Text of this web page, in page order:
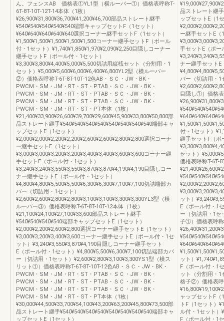
ん。フェンスAB 価格表①YL1型（横ルーバー①）価格表呼称T-
6T-8T-10T-12T-14本体（1枚）
¥26,900¥31,800¥36,700¥41,200¥46,700部品ストレート継手
¥540¥540¥540¥540¥540端部キャップセットF（1セット）
¥640¥640¥640¥640¥640選択コーナー継手セットF（1セット）
¥1,500¥1,500¥1,500¥1,500¥1,500コーナー継手セットF（ポール
付・1セット）¥1,740¥1,850¥1,970¥2,090¥2,250目隠しコーナー
継手セットF（ポール付・1セット）
¥3,300¥3,800¥4,400¥5,000¥5,500切詰用縦桟セット（分割用・1
セット）¥5,000¥5,600¥6,000¥6,400¥6,800YL2型（横ルーバー
②）価格表呼称T-6T-8T-10T-12色AB・ＳＣ・JW・BK・
PWCM・SM・JM・RT・ST・PTAB・ＳＣ・JW・BK・
PWCM・SM・JM・RT・ST・PTAB・ＳＣ・JW・BK・
PWCM・SM・JM・RT・ST・PTAB・ＳＣ・JW・BK・
PWCM・SM・JM・RT・ST・PT本体（1枚）
¥21,400¥33,900¥26,600¥39,700¥29,600¥45,900¥33,800¥50,800部
品ストレート継手¥540¥540¥540¥540¥540¥540¥540¥540端部キャ
ップセットE（1セット）
¥2,000¥2,000¥2,200¥2,200¥2,600¥2,600¥2,800¥2,800選択コーナ
ー継手セットE（1セット）
¥3,000¥3,000¥3,200¥3,200¥3,400¥3,400¥3,600¥3,600コーナー継
手セットE（ポール付・1セット）
¥3,240¥3,240¥3,550¥3,550¥3,870¥3,870¥4,190¥4,190目隠しコー
ナー継手セットE（ポール付・1セット）
¥4,800¥4,800¥5,500¥5,500¥6,300¥6,300¥7,100¥7,100切詰端部カ
バー（切詰用・1セット）
¥2,600¥2,600¥2,800¥2,800¥3,100¥3,100¥3,300¥3,300YL3型（横
ルーバー③）価格表呼称T-6T-8T-10T-12本体（1枚）
¥21,100¥24,100¥27,100¥33,600部品ストレート継手
¥540¥540¥540¥540端部キャップセットE（1セット）
¥2,000¥2,200¥2,600¥2,800選択コーナー継手セットE（1セット）
¥3,000¥3,200¥3,400¥3,600コーナー継手セットE（ポール付・1セ
ット）¥3,240¥3,550¥3,870¥4,190目隠しコーナー継手セット
E（ポール付・1セット）¥4,800¥5,500¥6,300¥7,100切詰端部カバ
ー（切詰用・1セット）¥2,600¥2,800¥3,100¥3,300YS1型（横ス
リット①）価格表呼称T-6T-8T-10T-12色AB・ＳＣ・JW・BK・
PWCM・SM・JM・RT・ST・PTAB・ＳＣ・JW・BK・
PWCM・SM・JM・RT・ST・PTAB・ＳＣ・JW・BK・
PWCM・SM・JM・RT・ST・PTAB・ＳＣ・JW・BK・
PWCM・SM・JM・RT・ST・PT本体（1枚）
¥30,000¥44,500¥33,700¥54,100¥43,200¥63,200¥45,800¥73,500部
品ストレート継手¥540¥540¥540¥540¥540¥540¥540¥540端部キャ
ップセットE（1セット）
品ストレート継
ップセットE（1
ー継手セットE（
手セットE（ポー
ナー継手セットE
バー（切詰用・1
目隠し①）価格表
付・1セット）
継手セットF（ポ
セット）
価格表呼称T-6T-
ット）
E（ポール付・1
ー（切詰用・1セ
子①）価格表呼称
ット）
F（ポール付・1
ット（分割用・1
格子②）価格表呼
ャップセットF（
トF（1セット）
ル付・1セット）
F（ポール付・1